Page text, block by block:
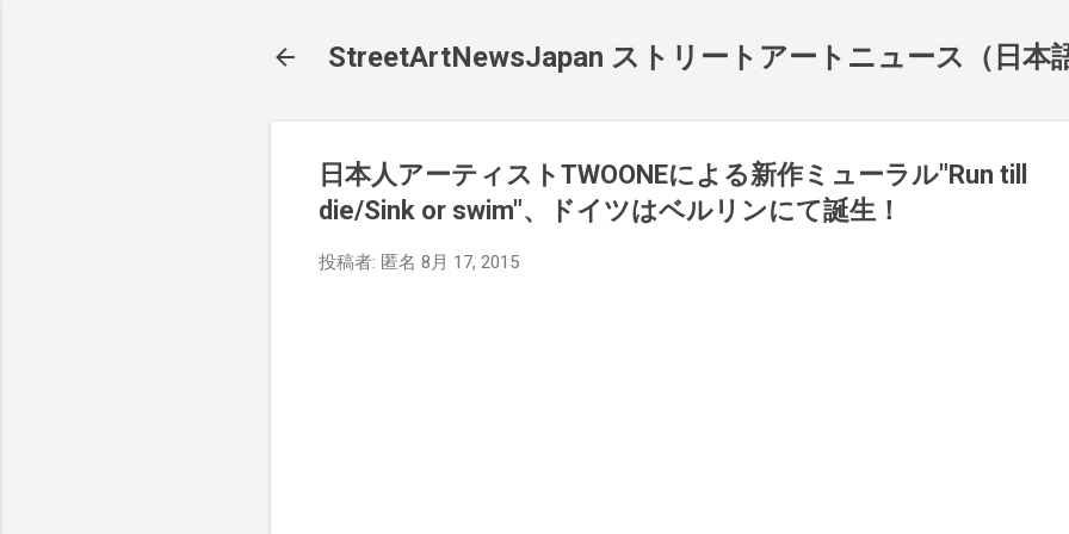
StreetArtNewsJapan ストリートアートニュース（日本
日本人アーティストTWOONEによる新作ミューラル"Run till
die/Sink or swim"、ドイツはベルリンにて誕生！
投稿者: 匿名 8月 17, 2015